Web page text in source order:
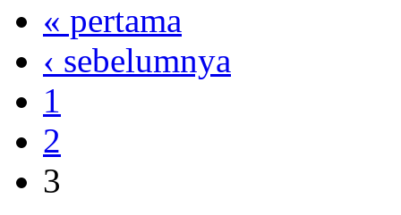
« pertama
‹ sebelumnya
1
2
3